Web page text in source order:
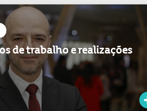
de trabalho e realizações